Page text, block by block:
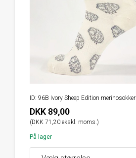
ID: 96B Ivory Sheep Edition merinosokker
DKK 89,00
(DKK 71,20 ekskl. moms.)
På lager